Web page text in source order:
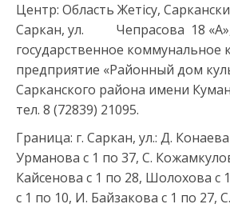
Центр: Область Жетісу,
Саркан, ул. Чепрасова 18
государственное коммунальное
предприятие «Районный дом
Сарканского района имени
тел. 8 (72839) 21095.
Граница: г. Саркан, ул.: Д.
Урманова с 1 по 37, С.
Кайсенова с 1 по 28, Шолохова с
с 1 по 10, И. Байзакова с 1 по 27,